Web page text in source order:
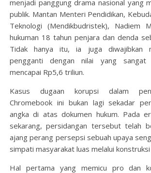
menjadi panggung drama nasional yang
publik. Mantan Menteri Pendidikan,
Teknologi (Mendikbudristek), Nadiem
hukuman 18 tahun penjara dan denda
Tidak hanya itu, ia juga diwajibkan
pengganti dengan nilai yang sangat
mencapai Rp5,6 triliun.
Kasus dugaan korupsi dalam
Chromebook ini bukan lagi sekadar
angka di atas dokumen hukum. Pada
sekarang, persidangan tersebut telah
ajang perang persepsi sebuah upaya
simpati masyarakat luas melalui
Hal pertama yang memicu pro dan